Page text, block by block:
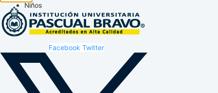
Niños
Facebook Twitter